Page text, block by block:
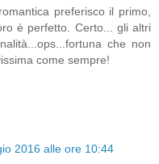
preferisco il primo,
è perfetto. Certo... gli altri
che non
come sempre!
2016 alle ore 10:44